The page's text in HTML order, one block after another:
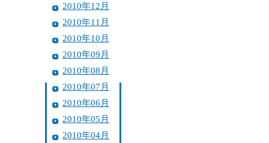
2010年12月
2010年11月
2010年10月
2010年09月
2010年08月
2010年07月
2010年06月
2010年05月
2010年04月